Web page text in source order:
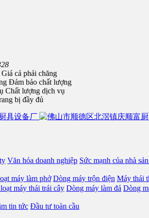
Giá cả phải chăng
Đảm bảo chất lượng
Chất lượng dịch vụ
bị đầy đủ
Văn hóa doanh nghiệp Sức mạnh của nhà
máy làm phở Dòng máy trộn điện Máy thái
máy thái trái cây Dòng máy làm đá Dòng
tin tức Đầu tư toàn cầu